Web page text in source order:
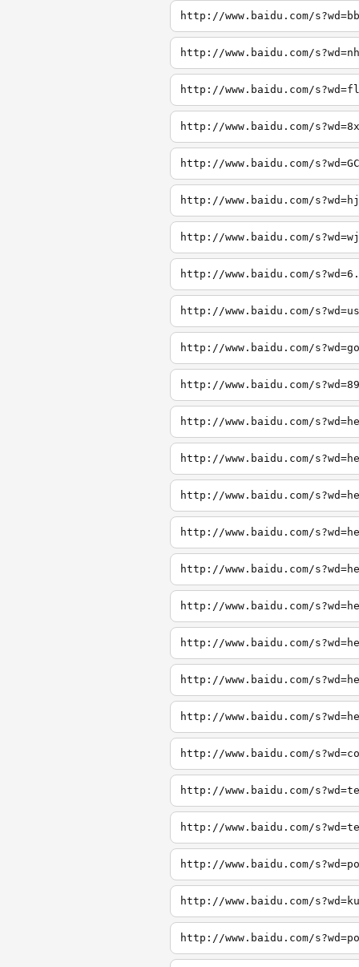
http://www.baidu.com/
http://www.baidu.com/
http://www.baidu.com/
http://www.baidu.com/
http://www.baidu.com/
http://www.baidu.com/
http://www.baidu.com/
http://www.baidu.com/
http://www.baidu.com/
http://www.baidu.com/
http://www.baidu.com/
http://www.baidu.com/
http://www.baidu.com/
http://www.baidu.com/
http://www.baidu.com/
http://www.baidu.com/
http://www.baidu.com/
http://www.baidu.com/
http://www.baidu.com/
http://www.baidu.com/
http://www.baidu.com/
http://www.baidu.com/
http://www.baidu.com/
http://www.baidu.com/
http://www.baidu.com/
http://www.baidu.com/